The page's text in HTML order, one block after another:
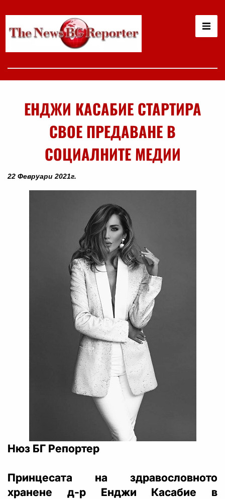
ЕНДЖИ КАСАБИЕ СТАРТИРА
СВОЕ ПРЕДАВАНЕ В
СОЦИАЛНИТЕ МЕДИИ
22 Февруари 2021г.
Нюз БГ Репортер
Принцесата на здравословното
хранене д-р Енджи Касабие в